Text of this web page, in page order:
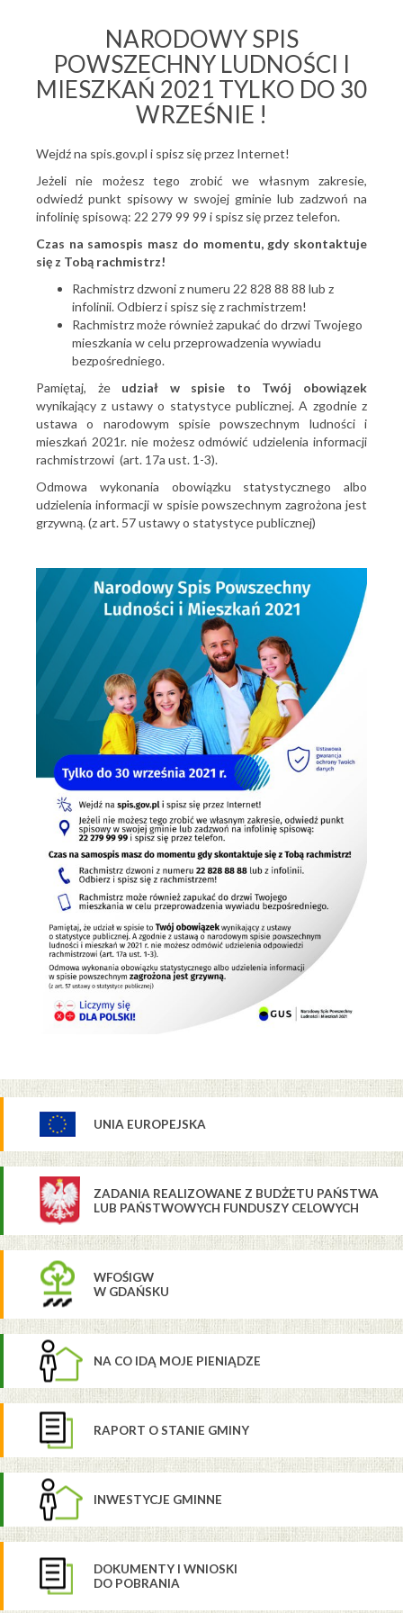
NARODOWY SPIS
POWSZECHNY LUDNOŚCI I
MIESZKAŃ 2021 TYLKO DO 30
WRZEŚNIE !
Wejdź na spis.gov.pl i spisz się przez Internet!
Jeżeli nie możesz tego zrobić we własnym zakresie,
odwiedź punkt spisowy w swojej gminie lub zadzwoń na
infolinię spisową: 22 279 99 99 i spisz się przez telefon.
Czas na samospis masz do momentu, gdy skontaktuje
się z Tobą rachmistrz!
Rachmistrz dzwoni z numeru 22 828 88 88 lub z
infolinii. Odbierz i spisz się z rachmistrzem!
Rachmistrz może również zapukać do drzwi Twojego
mieszkania w celu przeprowadzenia wywiadu
bezpośredniego.
Pamiętaj, że udział w spisie to Twój obowiązek
wynikający z ustawy o statystyce publicznej. A zgodnie z
ustawa o narodowym spisie powszechnym ludności i
mieszkań 2021r. nie możesz odmówić udzielenia informacji
rachmistrzowi (art. 17a ust. 1-3).
Odmowa wykonania obowiązku statystycznego albo
udzielenia informacji w spisie powszechnym zagrożona jest
grzywną. (z art. 57 ustawy o statystyce publicznej)
UNIA EUROPEJSKA
ZADANIA REALIZOWANE Z BUDŻETU PAŃSTWA
LUB PAŃSTWOWYCH FUNDUSZY CELOWYCH
WFOŚIGW
W GDAŃSKU
NA CO IDĄ MOJE PIENIĄDZE
RAPORT O STANIE GMINY
INWESTYCJE GMINNE
DOKUMENTY I WNIOSKI
DO POBRANIA